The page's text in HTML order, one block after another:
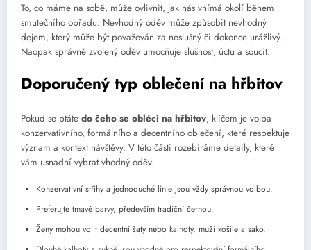
To, co máme na sobě, může ovlivnit, jak nás vnímá okolí během
smutečního obřadu. Nevhodný oděv může způsobit nevhodný
dojem, který může být považován za neslušný či dokonce urážlivý.
Naopak správně zvolený oděv umocňuje slušnost, úctu a soucit.
Doporučený typ oblečení na hřbitov
Pokud se ptáte do čeho se obléci na hřbitov, klíčem je volba
konzervativního, formálního a decentního oblečení, které respektuje
význam a kontext návštěvy. V této části rozebíráme detaily, které
vám usnadní vybrat vhodný oděv.
Konzervativní střihy a jednoduché linie jsou vždy správnou volbou.
Preferujte tmavé barvy, především tradiční černou.
Ženy mohou volit decentní šaty nebo kalhoty, muži košile a sako.